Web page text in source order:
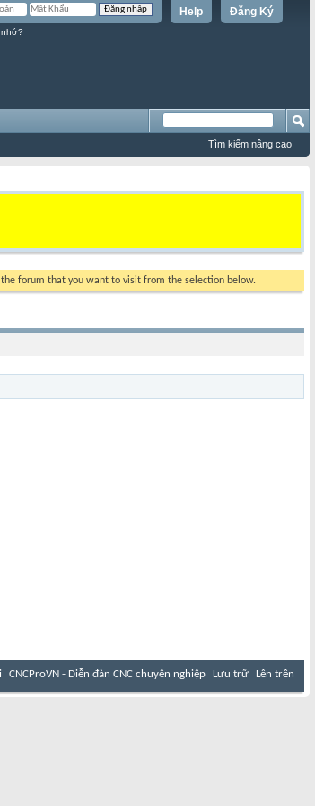
Đăng Ký
Help
Tìm kiếm nâng cao
forum that you want to visit from the selection below.
CNCProVN - Diễn đàn CNC chuyên nghiệp Lưu trữ Lên trên